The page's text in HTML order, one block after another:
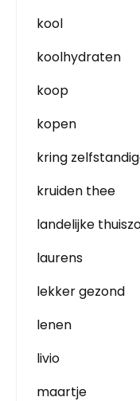
kool
koolhydraten
koop
kopen
kring
kruiden thee
landelijke
laurens
lekker gezond
lenen
livio
maartje